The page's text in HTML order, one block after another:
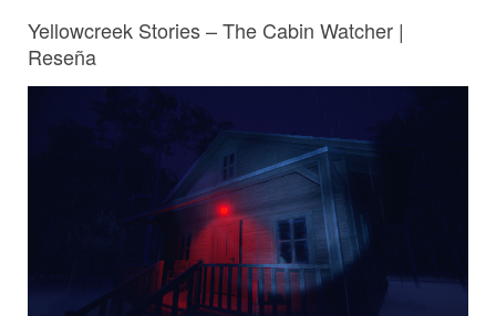
Yellowcreek Stories – The Cabin Watcher |
Reseña